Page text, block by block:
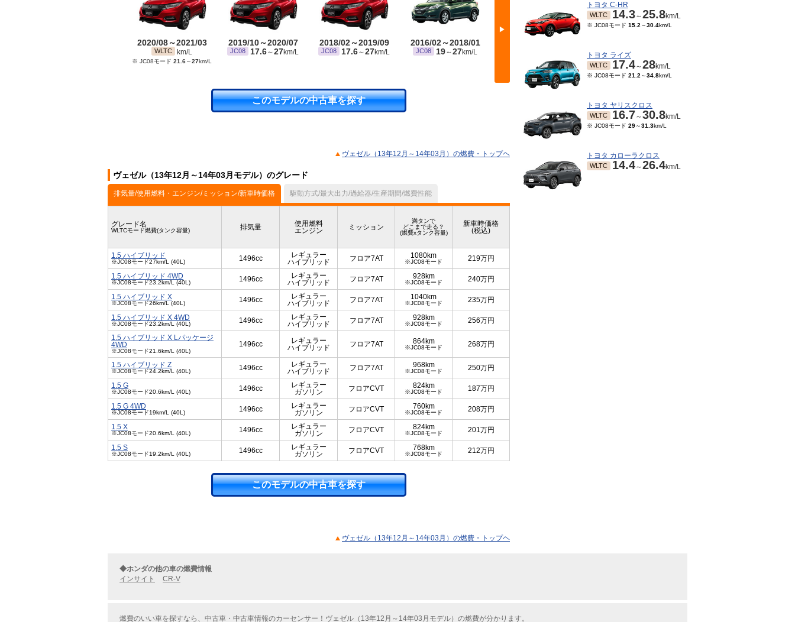
▶
2020/08～2021/03
WLTC km/L
※ JC08モード 21.6～27km/L
2019/10～2020/07
JC08 17.6～27km/L
2018/02～2019/09
JC08 17.6～27km/L
2016/02～2018/01
JC08 19～27km/L JC08 19～
このモデルの中古車を探す
ヴェゼル（13年12月～14年03月）の燃費・トップヘ
ヴェゼル（13年12月～14年03月モデル）のグレード
排気量/使用燃料・エンジン/ミッション/新車時価格 駆動方式/最大出力/過給器/生産期間/燃費性能
グレード名
WLTCモード燃費(タンク容量) 排気量
使用燃料
エンジン
ミッション
満タンで
どこまで走る？
(燃費xタンク容量)
新車時価格
(税込)
1.5 ハイブリッド
※JC08モード27km/L (40L) 1496cc
レギュラー
ハイブリッド
フロア7AT 1080km
※JC08モード 219万円
1.5 ハイブリッド 4WD
※JC08モード23.2km/L (40L) 1496cc
レギュラー
ハイブリッド
フロア7AT 928km
※JC08モード 240万円
1.5 ハイブリッド X
※JC08モード26km/L (40L) 1496cc
レギュラー
ハイブリッド
フロア7AT 1040km
※JC08モード 235万円
1.5 ハイブリッド X 4WD
※JC08モード23.2km/L (40L) 1496cc
レギュラー
ハイブリッド
フロア7AT 928km
※JC08モード 256万円
1.5 ハイブリッド X Lパッケージ
4WD
※JC08モード21.6km/L (40L)
1496cc
レギュラー
ハイブリッド
フロア7AT 864km
※JC08モード 268万円
1.5 ハイブリッド Z
※JC08モード24.2km/L (40L) 1496cc
レギュラー
ハイブリッド
フロア7AT 968km
※JC08モード 250万円
1.5 G
※JC08モード20.6km/L (40L) 1496cc
レギュラー
ガソリン
フロアCVT 824km
※JC08モード 187万円
1.5 G 4WD
※JC08モード19km/L (40L) 1496cc
レギュラー
ガソリン
フロアCVT 760km
※JC08モード 208万円
1.5 X
※JC08モード20.6km/L (40L) 1496cc
レギュラー
ガソリン
フロアCVT 824km
※JC08モード 201万円
1.5 S
※JC08モード19.2km/L (40L) 1496cc
レギュラー
ガソリン
フロアCVT 768km
※JC08モード 212万円
このモデルの中古車を探す
ヴェゼル（13年12月～14年03月）の燃費・トップヘ
トヨタ C-HR
WLTC 14.3～25.8km/L
※ JC08モード 15.2 ～30.4km/L
トヨタ ライズ
WLTC 17.4～28km/L
※ JC08モード 21.2 ～34.8km/L
トヨタ ヤリスクロス
WLTC 16.7～30.8km/L
※ JC08モード 29～31.3km/L
トヨタ カローラクロス
WLTC 14.4～26.4km/L
◆ホンダの他の車の燃費情報
インサイト
CR-V
燃費のいい車を探すなら、中古車・中古車情報のカーセンサー！ヴェゼル（13年12月～14年03月モデル）の燃費が分かります。